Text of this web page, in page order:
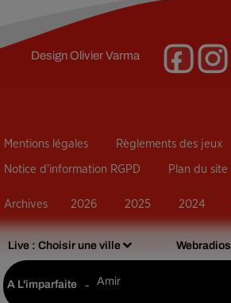
Live : Choisir une ville Webradios
A L'imparfaite - Amir
DesignOlivier Varma
Mentions légales Règlements des jeux
Notice d’information RGPD Plan du site
Archives 2026 2025 2024